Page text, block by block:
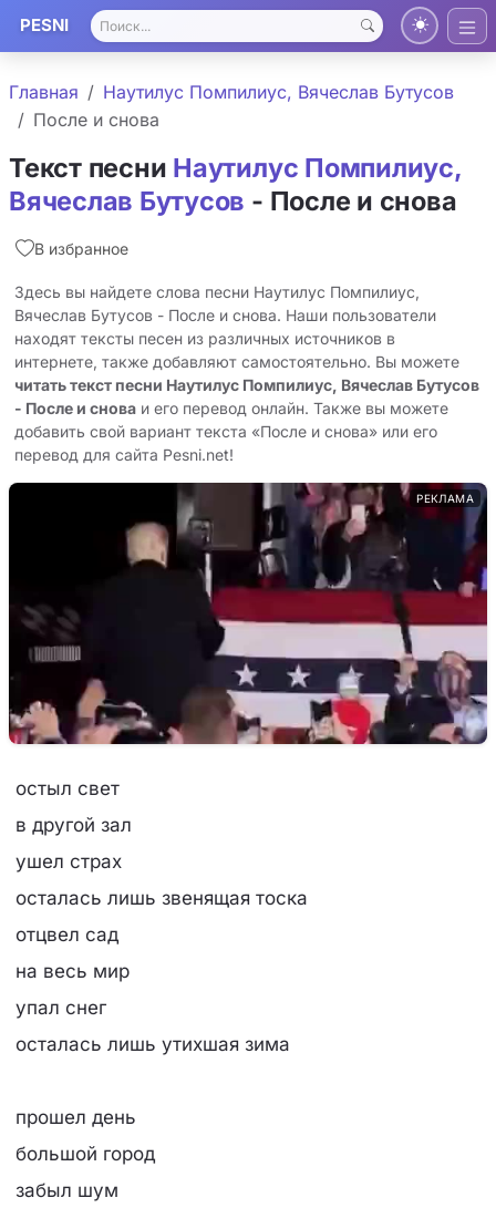
PESNI
Главная
Наутилус Помпилиус, Вячеслав Бутусов
После и снова
Текст песни Наутилус Помпилиус,
Вячеслав Бутусов - После и снова
В избранное
Здесь вы найдете слова песни Наутилус Помпилиус,
Вячеслав Бутусов - После и снова. Наши пользователи
находят тексты песен из различных источников в
интернете, также добавляют самостоятельно. Вы можете
читать текст песни Наутилус Помпилиус, Вячеслав Бутусов
- После и снова и его перевод онлайн. Также вы можете
добавить свой вариант текста «После и снова» или его
перевод для сайта Pesni.net!
РЕКЛАМА
остыл свет
в другой зал
ушел страх
осталась лишь звенящая тоска
отцвел сад
на весь мир
упал снег
осталась лишь утихшая зима
прошел день
большой город
забыл шум